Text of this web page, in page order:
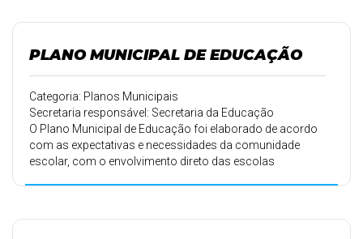
PLANO MUNICIPAL DE EDUCAÇÃO
Categoria: Planos Municipais
Secretaria responsável: Secretaria da Educação
O Plano Municipal de Educação foi elaborado de acordo
com as expectativas e necessidades da comunidade
escolar, com o envolvimento direto das escolas